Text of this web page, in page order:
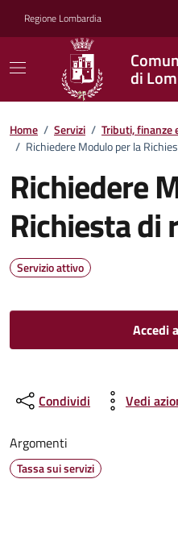
Regione Lombardia
di
Home / Servizi / Tributi, finanze
/ Richiedere Modulo per la
Richiedere
Richiesta di
Servizio attivo
Accedi
Condividi Vedi
Argomenti
Tassa sui servizi